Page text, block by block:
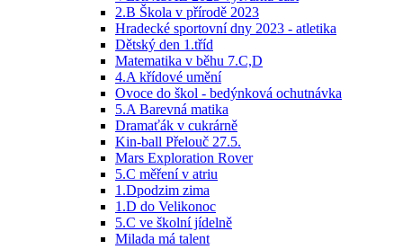
2.B Škola v přírodě 2023
Hradecké sportovní dny 2023 - atletika
Dětský den 1.tříd
Matematika v běhu 7.C,D
4.A křídové umění
Ovoce do škol - bedýnková ochutnávka
5.A Barevná matika
Dramaťák v cukrárně
Kin-ball Přelouč 27.5.
Mars Exploration Rover
5.C měření v atriu
1.Dpodzim zima
1.D do Velikonoc
5.C ve školní jídelně
Milada má talent